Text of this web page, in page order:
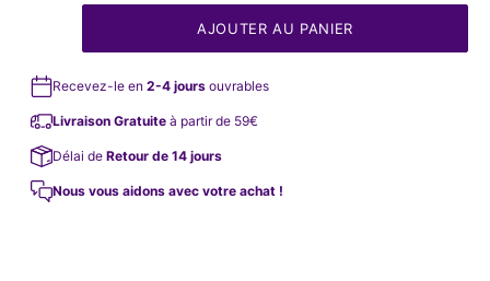
AJOUTER AU PANIER
Recevez-le en 2-4 jours ouvrables
Livraison Gratuite à partir de 59€
Délai de Retour de 14 jours
Nous vous aidons avec votre achat !